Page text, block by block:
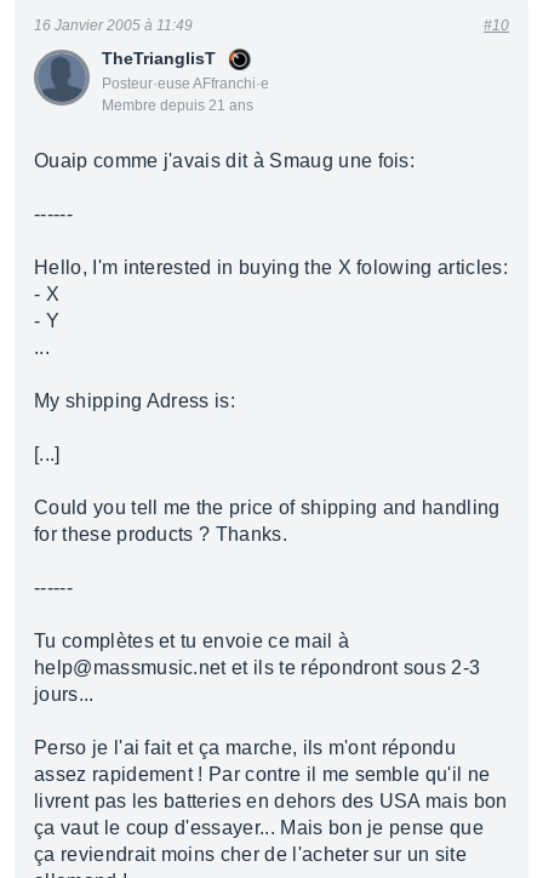
TheTrianglisT
Posteur·euse AFfranchi·e
Membre depuis 21 ans
16 Janvier 2005 à 11:49 #10
Ouaip comme j'avais dit à Smaug une fois:
------
Hello, I'm interested in buying the X folowing articles:
- X
- Y
...
My shipping Adress is:
[...]
Could you tell me the price of shipping and handling
for these products ? Thanks.
------
Tu complètes et tu envoie ce mail à
help@massmusic.net et ils te répondront sous 2-3
jours...
Perso je l'ai fait et ça marche, ils m'ont répondu
assez rapidement ! Par contre il me semble qu'il ne
livrent pas les batteries en dehors des USA mais bon
ça vaut le coup d'essayer... Mais bon je pense que
ça reviendrait moins cher de l'acheter sur un site